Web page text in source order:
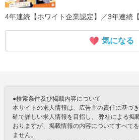
4年連続【ホワイト企業認定】／3年連続
気になる
●検索条件及び掲載内容について
本サイトの求人情報は、広告主の責任に基づ
確で詳しい求人情報を目指し、 弊社による掲
おりますが、掲載情報の内容についてすべて
ません。